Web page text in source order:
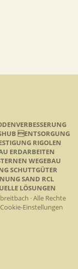
ENTSORGUNG
RIGOLEN
ERDARBEITEN
WEGEBAU
SCHUTTGÜTER
SAND RCL
LÖSUNGEN
· Alle Rechte
Cookie-Einstellungen